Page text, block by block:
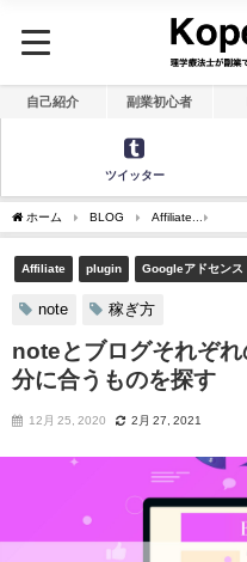
自己紹介 副業初心者
ツイッター
ホーム BLOG Affiliate
Affiliate plugin Googleアドセンス
note 稼ぎ方
noteとブログそれぞ
分に合うものを探す
12月 25, 2020 2月 27, 2021